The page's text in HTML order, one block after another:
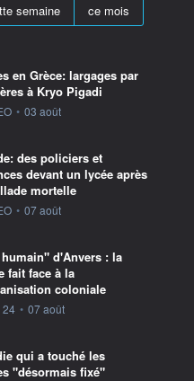
semaine ce mois
en Grèce: largages par
à Kryo Pigadi
fournie par
• 03 août
des policiers et
devant un lycée après
mortelle
fournie par
• 07 août
d'Anvers : la
fait face à la
coloniale
fournie par
24 • 07 août
qui a touché les
"désormais fixé"